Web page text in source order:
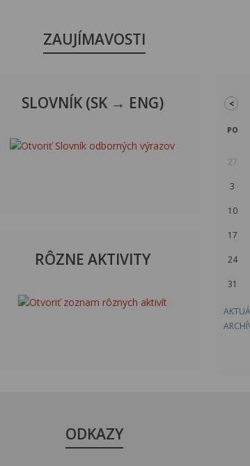
ZAUJÍMAVOSTI
SLOVNÍK (SK → ENG)
RÔZNE AKTIVITY
<
PO
27
3
10
17
24
31
ODKAZY